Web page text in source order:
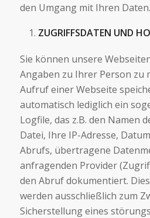
den Umgang mit Ihren Daten.
ZUGRIFFSDATEN UND
Sie können unsere
Angaben zu Ihrer Person zu
Aufruf einer Webseite
automatisch lediglich ein
Logfile, das z.B. den Namen
Datei, Ihre IP-Adresse,
Abrufs, übertragene
anfragenden Provider
den Abruf dokumentiert.
werden ausschließlich zum
Sicherstellung eines